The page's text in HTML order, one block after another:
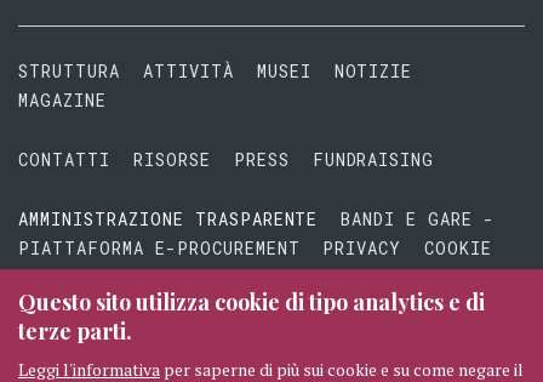
STRUTTURA ATTIVITÀ MUSEI
NOTIZIE
MAGAZINE
CONTATTI RISORSE PRESS FUNDRAISING
AMMINISTRAZIONE TRASPARENTE
BANDI E GARE -
PIATTAFORMA E-PROCUREMENT
PRIVACY
COOKIE
TERMINI E CONDIZIONI
Questo sito utilizza cookie di tipo analytics e di
terze parti.
Leggi l'informativa per saperne di più sui cookie e su come negare il